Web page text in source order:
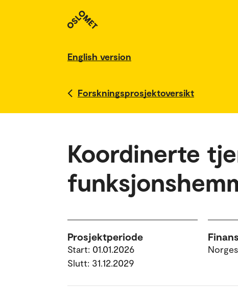
English version
Forskningsprosjektoversikt
Koordinerte
Prosjektperiode
Start: 01.01.2026
Slutt: 31.12.2029